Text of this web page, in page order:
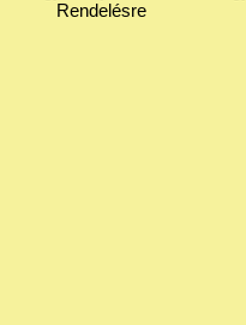
Rendelésre